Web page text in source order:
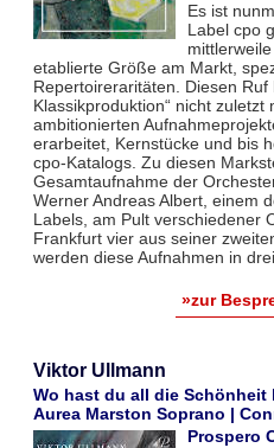
Es ist
Label cpo
etablierte Größe am Markt,
Repertoireraritäten. Diesen
Klassikproduktion“ nicht zuletzt
ambitionierten
erarbeitet, Kernstücke und bis
cpo-Katalogs. Zu diesen
Gesamtaufnahme der
Werner Andreas Albert, einem
Labels, am Pult verschiedener
Frankfurt vier aus seiner
werden diese Aufnahmen in
»zur
Viktor Ullmann
Wo hast du all die Schönheit
Aurea Marston Soprano |
Prospero